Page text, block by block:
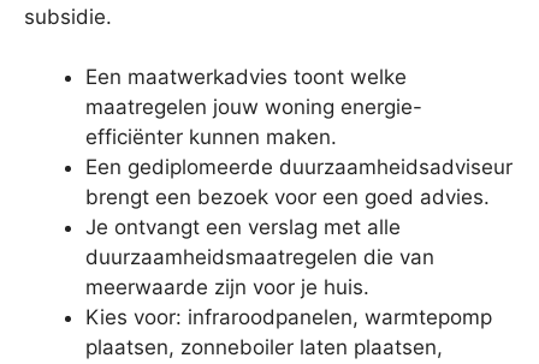
subsidie.
Een maatwerkadvies toont welke
maatregelen jouw woning energie-
efficiënter kunnen maken.
Een gediplomeerde duurzaamheidsadviseur
brengt een bezoek voor een goed advies.
Je ontvangt een verslag met alle
duurzaamheidsmaatregelen die van
meerwaarde zijn voor je huis.
Kies voor: infraroodpanelen, warmtepomp
plaatsen, zonneboiler laten plaatsen,